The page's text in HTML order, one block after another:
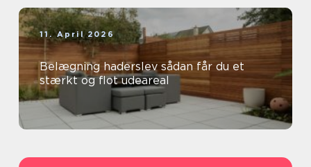
11. April 2026
Belægning haderslev sådan får du et
stærkt og flot udeareal